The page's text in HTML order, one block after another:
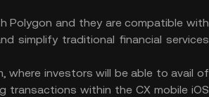
Polygon and they are compatible with
simplify traditional financial services
where investors will be able to avail of
transactions within the CX mobile iOS